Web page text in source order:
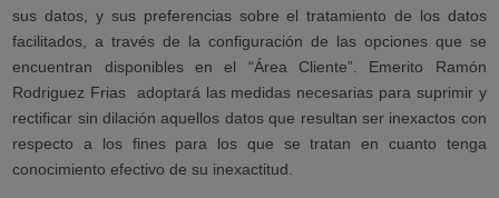
sus datos, y sus preferencias sobre el tratamiento de los datos
facilitados, a través de la configuración de las opciones que se
encuentran disponibles en el “Área Cliente”. Emerito Ramón
Rodriguez Frias
adoptará las medidas necesarias para suprimir y
rectificar sin dilación aquellos datos que resultan ser inexactos con
respecto a los fines para los que se tratan en cuanto tenga
conocimiento efectivo de su inexactitud.